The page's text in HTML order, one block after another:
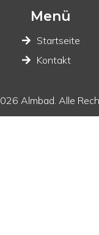
Menü
Startseite
Kontakt
Almbad. Alle